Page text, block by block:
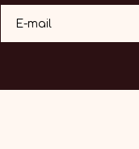
E-mail